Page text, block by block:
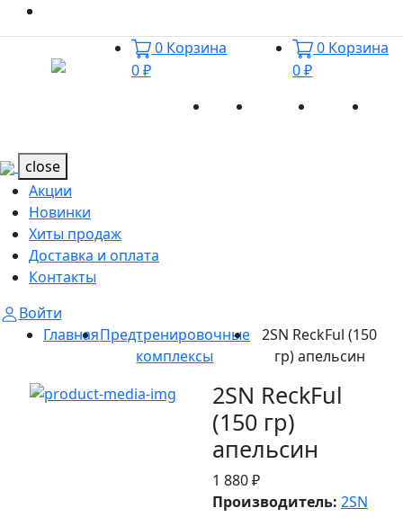
0 Корзина
0 ₽
0 Корзина
0 ₽
Акции Новинки
close
Акции
Новинки
Хиты продаж
Доставка и оплата
Контакты
Войти
ГлавнаяПредтренировочные
комплексы
2SN ReckFul (150
гр) апельсин
2SN ReckFul
(150 гр)
апельсин
1 880 ₽
Производитель: 2SN